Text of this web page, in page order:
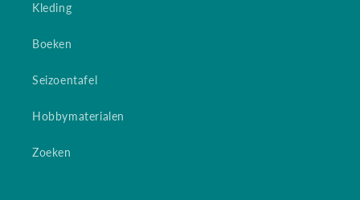
Kleding
Boeken
Seizoentafel
Hobbymaterialen
Zoeken